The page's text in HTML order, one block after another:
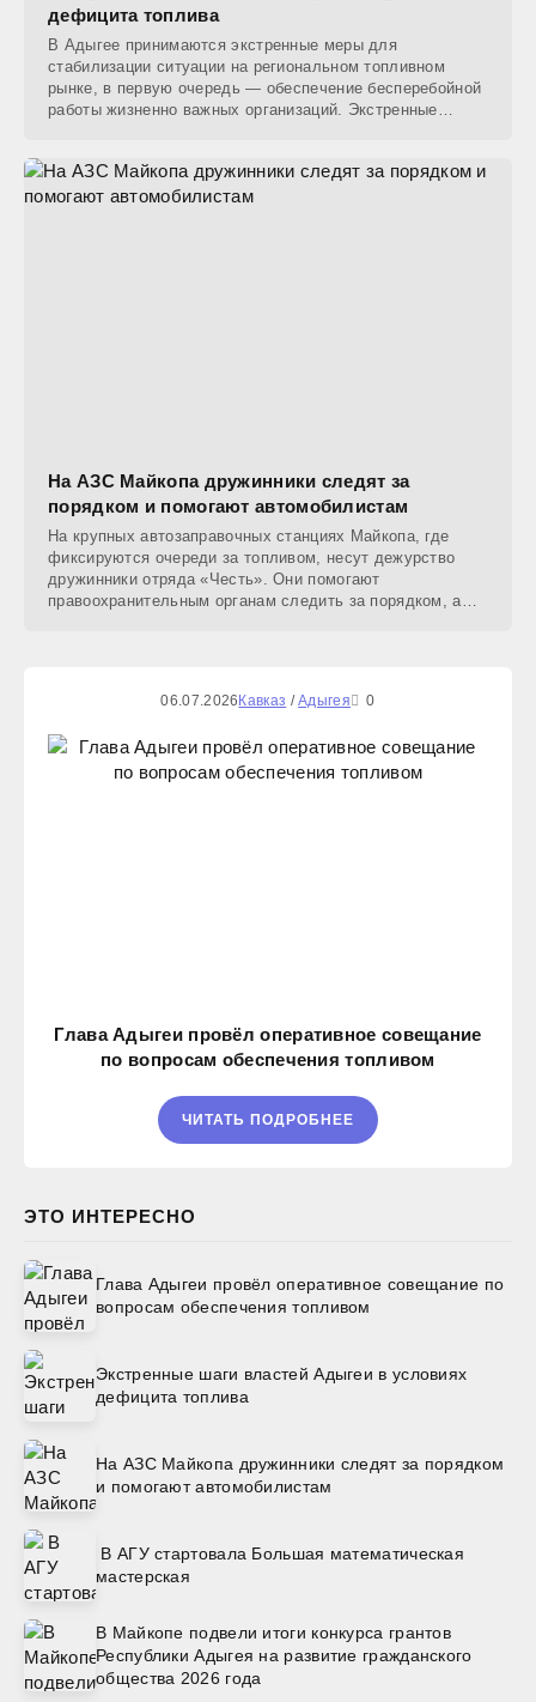
дефицита топлива
В Адыгее принимаются экстренные меры для
стабилизации ситуации на региональном топливном
рынке, в первую очередь — обеспечение бесперебойной
работы жизненно важных организаций. Экстренные
На АЗС Майкопа дружинники следят за
порядком и помогают автомобилистам
На крупных автозаправочных станциях Майкопа, где
фиксируются очереди за топливом, несут дежурство
дружинники отряда «Честь». Они помогают
правоохранительным органам следить за порядком, а
06.07.2026Кавказ /Адыгея 0
Глава Адыгеи провёл оперативное совещание
по вопросам обеспечения топливом
ЧИТАТЬ ПОДРОБНЕЕ
ЭТО ИНТЕРЕСНО
Глава Адыгеи провёл оперативное совещание по
вопросам обеспечения топливом
Экстренные шаги властей Адыгеи в условиях
дефицита топлива
На АЗС Майкопа дружинники следят за порядком
и помогают автомобилистам
В АГУ стартовала Большая математическая
мастерская
В Майкопе подвели итоги конкурса грантов
Республики Адыгея на развитие гражданского
общества 2026 года